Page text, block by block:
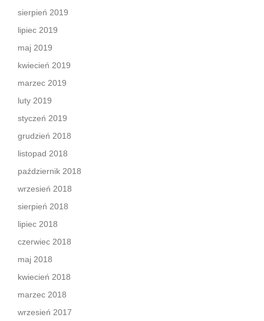
sierpień 2019
lipiec 2019
maj 2019
kwiecień 2019
marzec 2019
luty 2019
styczeń 2019
grudzień 2018
listopad 2018
październik 2018
wrzesień 2018
sierpień 2018
lipiec 2018
czerwiec 2018
maj 2018
kwiecień 2018
marzec 2018
wrzesień 2017